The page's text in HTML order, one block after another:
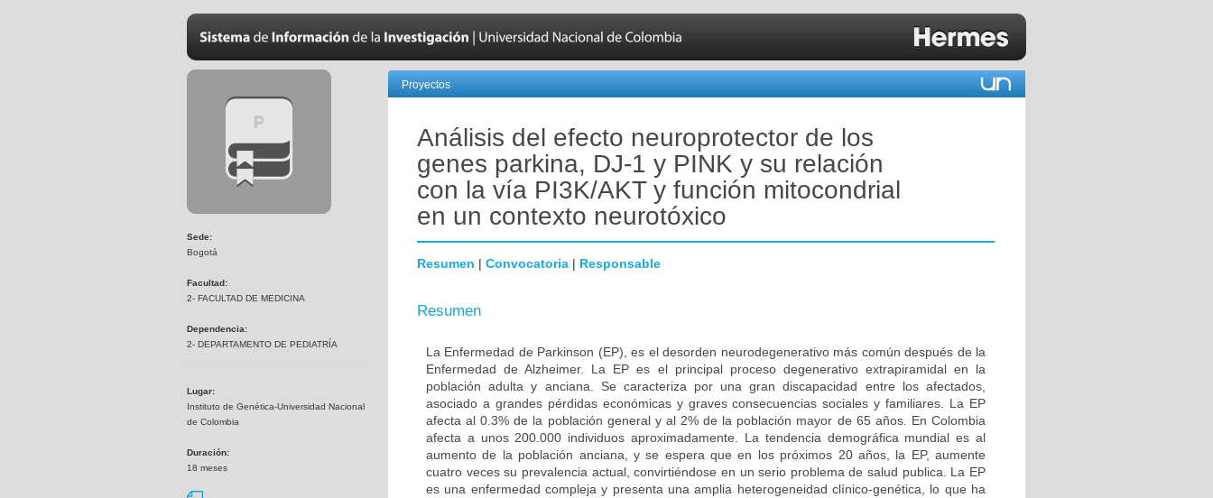
Sede:
Bogotá
Facultad:
2- FACULTAD DE MEDICINA
Dependencia:
2- DEPARTAMENTO DE PEDIATRÍA
Lugar:
Instituto de Genética-Universidad Nacional
de Colombia
Duración:
18 meses
Proyectos
Análisis del efecto neuroprotector de los
genes parkina, DJ-1 y PINK y su relación
con la vía PI3K/AKT y función mitocondrial
en un contexto neurotóxico
Resumen | Convocatoria | Responsable
Resumen
La Enfermedad de Parkinson (EP), es el desorden neurodegenerativo más común después de la
Enfermedad de Alzheimer. La EP es el principal proceso degenerativo extrapiramidal en la
población adulta y anciana. Se caracteriza por una gran discapacidad entre los afectados,
asociado a grandes pérdidas económicas y graves consecuencias sociales y familiares. La EP
afecta al 0.3% de la población general y al 2% de la población mayor de 65 años. En Colombia
afecta a unos 200.000 individuos aproximadamente. La tendencia demográfica mundial es al
aumento de la población anciana, y se espera que en los próximos 20 años, la EP, aumente
cuatro veces su prevalencia actual, convirtiéndose en un serio problema de salud publica. La EP
es una enfermedad compleja y presenta una amplia heterogeneidad clínico-genética, lo que ha